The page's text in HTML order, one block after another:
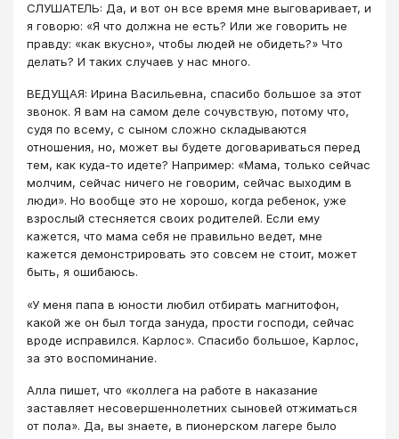
СЛУШАТЕЛЬ: Да, и вот он все время мне выговаривает, и
я говорю: «Я что должна не есть? Или же говорить не
правду: «как вкусно», чтобы людей не обидеть?» Что
делать? И таких случаев у нас много.
ВЕДУЩАЯ: Ирина Васильевна, спасибо большое за этот
звонок. Я вам на самом деле сочувствую, потому что,
судя по всему, с сыном сложно складываются
отношения, но, может вы будете договариваться перед
тем, как куда-то идете? Например: «Мама, только сейчас
молчим, сейчас ничего не говорим, сейчас выходим в
люди». Но вообще это не хорошо, когда ребенок, уже
взрослый стесняется своих родителей. Если ему
кажется, что мама себя не правильно ведет, мне
кажется демонстрировать это совсем не стоит, может
быть, я ошибаюсь.
«У меня папа в юности любил отбирать магнитофон,
какой же он был тогда зануда, прости господи, сейчас
вроде исправился. Карлос». Спасибо большое, Карлос,
за это воспоминание.
Алла пишет, что «коллега на работе в наказание
заставляет несовершеннолетних сыновей отжиматься
от пола». Да, вы знаете, в пионерском лагере было